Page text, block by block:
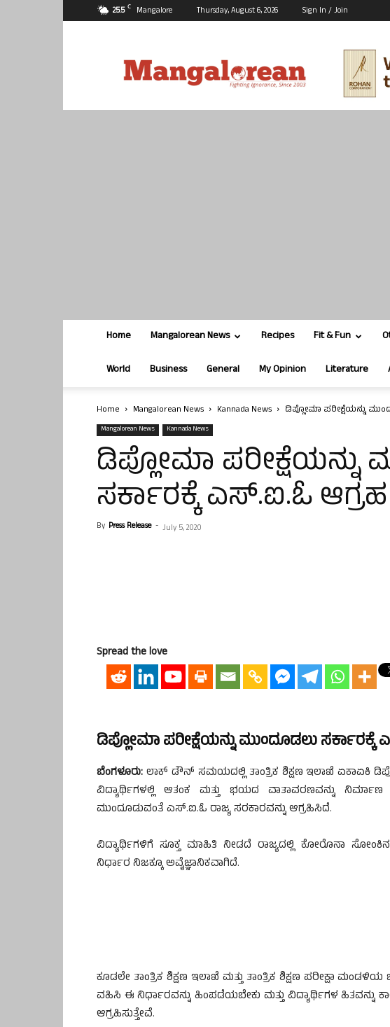
25.5 C Mangalore Thursday, August 6, 2026 Sign In / Join
Home Mangalorean News Recipes Fit & Fun
World Business General My Opinion Literature
Home Mangalorean News Kannada News ಡಿಪ್ಲೋಮಾ ಪರೀಕ್ಷೆಯನ್ನು
Mangalorean News Kannada News
ಡಿಪ್ಲೋಮಾ ಪರೀಕ್ಷೆಯನ್ನು
ಸರ್ಕಾರಕ್ಕೆ ಎಸ್.ಐ.ಓ ಆಗ್ರಹ
By Press Release - July 5, 2020
Spread the love
ಡಿಪ್ಲೋಮಾ ಪರೀಕ್ಷೆಯನ್ನು ಮುಂದೂಡಲು
ಬೆಂಗಳೂರು: ಲಾಕ್ ಡೌನ್ ಸಮಯದಲ್ಲಿ ತಾಂತ್ರಿಕ ಶಿಕ್ಷಣ ಇಲಾಖೆ ಏಕಾಏಕಿ
ವಿದ್ಯಾರ್ಥಿಗಳಲ್ಲಿ ಆತಂಕ ಮತ್ತು ಭಯದ ವಾತಾವರಣವನ್ನು
ಮುಂದೂಡುವಂತೆ ಎಸ್.ಐ.ಓ ರಾಜ್ಯ ಸರಕಾರವನ್ನು ಆಗ್ರಹಿಸಿದೆ.
ವಿದ್ಯಾರ್ಥಿಗಳಿಗೆ ಸೂಕ್ತ ಮಾಹಿತಿ ನೀಡದೆ ರಾಜ್ಯದಲ್ಲಿ ಕೋರೊನಾ
ನಿರ್ಧಾರ ನಿಜಕ್ಕೂ ಅವೈಜ್ಞಾನಿಕವಾಗಿದೆ.
ಕೂಡಲೇ ತಾಂತ್ರಿಕ ಶಿಕ್ಷಣ ಇಲಾಖೆ ಮತ್ತು ತಾಂತ್ರಿಕ ಶಿಕ್ಷಣ ಪರೀಕ್ಷಾ
ವಹಿಸಿ ಈ ನಿರ್ಧಾರವನ್ನು ಹಿಂಪಡೆಯಬೇಕು ಮತ್ತು ವಿದ್ಯಾರ್ಥಿಗಳ ಹಿತವನ್ನು
ಆಗ್ರಹಿಸುತ್ತೇವೆ.